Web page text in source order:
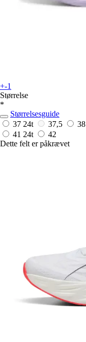
+-1
Størrelse
*
Størrelsesguide
37 24t 37,5 38
41 24t
42
Dette felt er påkrævet